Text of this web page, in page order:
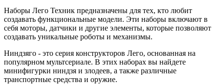
Наборы Лего Техник предназначены для тех, кто любит
создавать функциональные модели. Эти наборы включают в
себя моторы, датчики и другие элементы, которые позволяют
создавать уникальные роботы и механизмы.
Ниндзяго - это серия конструкторов Лего, основанная на
популярном мультсериале. В этих наборах вы найдете
минифигурки ниндзя и злодеев, а также различные
транспортные средства и оружие.